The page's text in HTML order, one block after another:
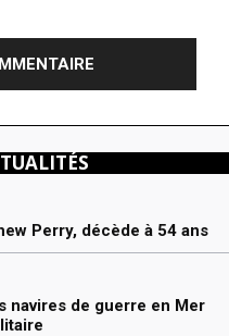
Perry, décède à 54 ans
navires de guerre en Mer